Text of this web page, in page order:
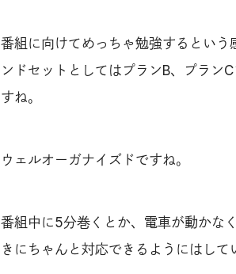
番組に向けてめっちゃ勉強するとい
ンドセットとしてはプランB、プラン
すね。
ウェルオーガナイズドですね。
番組中に5分巻くとか、電車が動かな
きにちゃんと対応できるようにはして